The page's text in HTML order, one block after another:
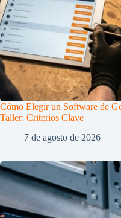
Cómo Elegir un Software de
Taller: Criterios Clave
7 de agosto de 2026